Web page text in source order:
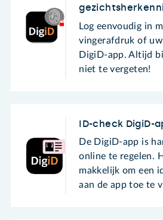
Log eenvoudig in
vingerafdruk of
DigiD-app. Altijd
niet te vergeten!
ID-check DigiD-
De DigiD-app is
online te regelen.
makkelijk om een
aan de app toe te